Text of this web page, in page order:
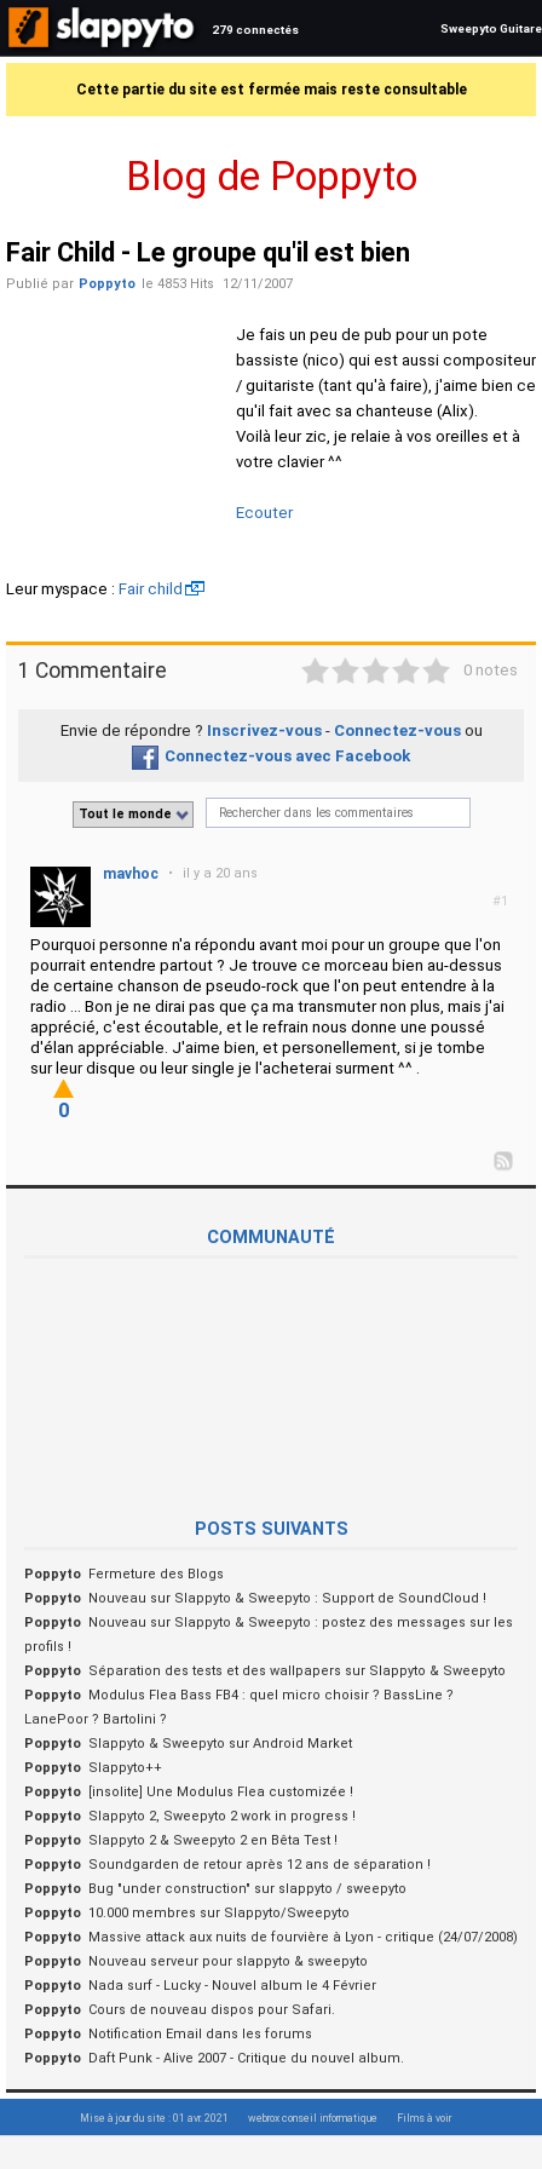
279 connectés Sweepyto Guitare
Cette partie du site est fermée mais reste consultable
Blog de Poppyto
Fair Child - Le groupe qu'il est bien
Publié par Poppyto le 4853 Hits 12/11/2007
Je fais un peu de pub pour un pote
bassiste (nico) qui est aussi compositeur
/ guitariste (tant qu'à faire), j'aime bien ce
qu'il fait avec sa chanteuse (Alix).
Voilà leur zic, je relaie à vos oreilles et à
votre clavier ^^
Ecouter
Leur myspace : Fair child
1 Commentaire 0 notes
Envie de répondre ? Inscrivez-vous- Connectez-vousou
Connectez-vous avec Facebook
Tout le monde
#1
mavhoc • il y a 20 ans
Pourquoi personne n'a répondu avant moi pour un groupe que l'on
pourrait entendre partout ? Je trouve ce morceau bien au-dessus
de certaine chanson de pseudo-rock que l'on peut entendre à la
radio ... Bon je ne dirai pas que ça ma transmuter non plus, mais j'ai
apprécié, c'est écoutable, et le refrain nous donne une poussé
d'élan appréciable. J'aime bien, et personellement, si je tombe
sur leur disque ou leur single je l'acheterai surment ^^ .
0
COMMUNAUTÉ
POSTS SUIVANTS
Poppyto Fermeture des Blogs
Poppyto Nouveau sur Slappyto & Sweepyto : Support de SoundCloud !
Poppyto Nouveau sur Slappyto & Sweepyto : postez des messages sur les
profils !
Poppyto Séparation des tests et des wallpapers sur Slappyto & Sweepyto
Poppyto Modulus Flea Bass FB4 : quel micro choisir ? BassLine ?
LanePoor ? Bartolini ?
Poppyto Slappyto & Sweepyto sur Android Market
Poppyto Slappyto++
Poppyto
[insolite] Une Modulus Flea customizée !
Poppyto Slappyto 2, Sweepyto 2 work in progress !
Poppyto Slappyto 2 & Sweepyto 2 en Bêta Test !
Poppyto Soundgarden de retour après 12 ans de séparation !
Poppyto Bug "under construction" sur slappyto / sweepyto
Poppyto 10.000 membres sur Slappyto/Sweepyto
Poppyto Massive attack aux nuits de fourvière à Lyon - critique (24/07/2008)
Poppyto Nouveau serveur pour slappyto & sweepyto
Poppyto Nada surf - Lucky - Nouvel album le 4 Février
Poppyto Cours de nouveau dispos pour Safari.
Poppyto Notification Email dans les forums
Poppyto Daft Punk - Alive 2007 - Critique du nouvel album.
Mise à jour du site : 01 avr. 2021 webrox conseil informatique Films à voir